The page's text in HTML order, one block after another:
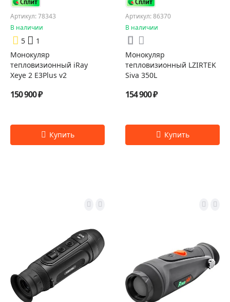
Артикул: 78343
В наличии
5
1
Монокуляр
тепловизионный iRay
Xeye 2 E3Plus v2
150 900 ₽
Артикул: 86370
В наличии
Монокуляр
тепловизионный LZIRTEK
Siva 350L
154 900 ₽